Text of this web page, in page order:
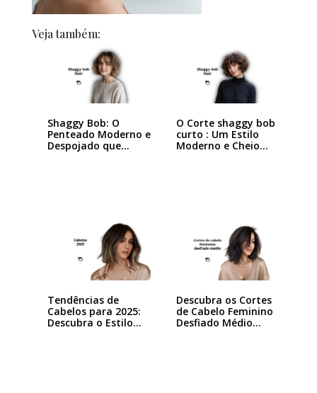
Veja também:
Shaggy Bob: O
Penteado Moderno e
Despojado que
O Corte shaggy bob
curto : Um Estilo
Moderno e Cheio…
Tendências de
Cabelos para 2025:
Descubra o Estilo…
Descubra os Cortes
de Cabelo Feminino
Desfiado Médio…